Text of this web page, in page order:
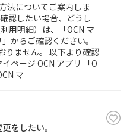
法についてご案内しま
認したい場合、どうし
用明細）は、「OCN マ
からご確認ください。
りません。 以下より確認
ページ OCN アプリ 「O
マ
をしたい。